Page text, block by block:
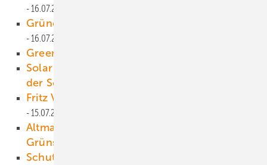
16.07.2021
Grüner Zement durch grünen Wasserstoff?
16.07.2021
Green Planet Energy
Solar Promotion veranstaltet Industrietage
der Solar- und Speicherbranche
Fritz Vahrenholts Kampf gegen Windmühlen
15.07.2021
Altmaier meldet 75 TWh Mehrbedarf an
Grünstrom an
Schutz vor Sonnenbrand